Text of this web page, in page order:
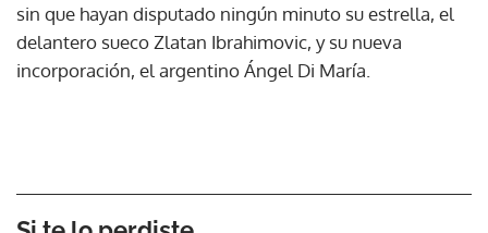
sin que hayan disputado ningún minuto su estrella, el
delantero sueco Zlatan Ibrahimovic, y su nueva
incorporación, el argentino Ángel Di María.